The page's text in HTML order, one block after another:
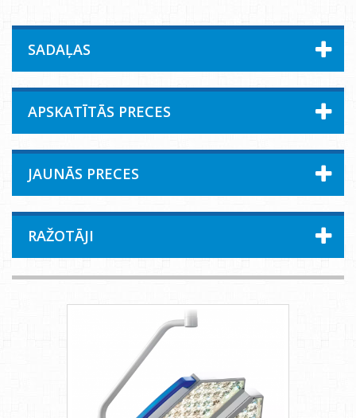
SADAĻAS
APSKATĪTĀS PRECES
JAUNĀS PRECES
RAŽOTĀJI